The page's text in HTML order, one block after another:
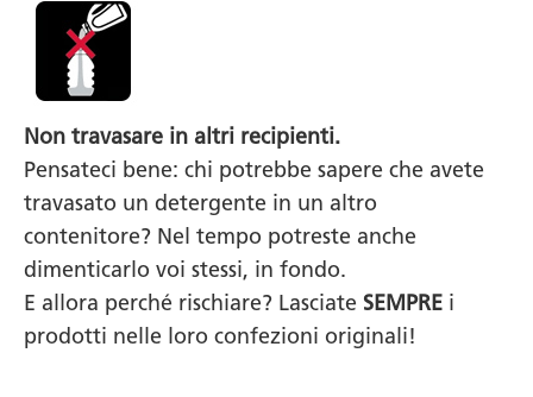
Non travasare in altri recipienti.
Pensateci bene: chi potrebbe sapere che avete
travasato un detergente in un altro
contenitore? Nel tempo potreste anche
dimenticarlo voi stessi, in fondo.
E allora perché rischiare? Lasciate SEMPRE i
prodotti nelle loro confezioni originali!